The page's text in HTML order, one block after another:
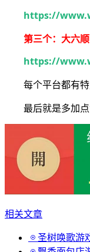
https://
第三个： 大六顺
https://
每个平台都有
最后就是多加
相关文章
圣树唤歌游